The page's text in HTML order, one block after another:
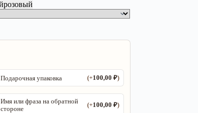
розовый
Подарочная упаковка (+100,00 ₽)
Имя или фраза на обратной
стороне
(+100,00 ₽)